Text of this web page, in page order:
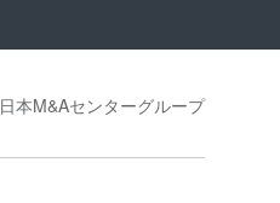
日本M&Aセンターグループ